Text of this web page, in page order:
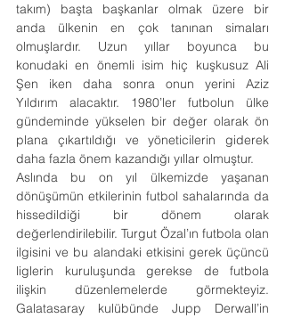
takım) başta başkanlar olmak üzere bir
anda ülkenin en çok tanınan simaları
olmuşlardır. Uzun yıllar boyunca bu
konudaki en önemli isim hiç kuşkusuz Ali
Şen iken daha sonra onun yerini Aziz
Yıldırım alacaktır. 1980’ler futbolun ülke
gündeminde yükselen bir değer olarak ön
plana çıkartıldığı ve yöneticilerin giderek
daha fazla önem kazandığı yıllar olmuştur.
Aslında bu on yıl ülkemizde yaşanan
dönüşümün etkilerinin futbol sahalarında da
hissedildiği bir dönem olarak
değerlendirilebilir. Turgut Özal’ın futbola olan
ilgisini ve bu alandaki etkisini gerek üçüncü
liglerin kuruluşunda gerekse de futbola
ilişkin düzenlemelerde görmekteyiz.
Galatasaray kulübünde Jupp Derwall’in